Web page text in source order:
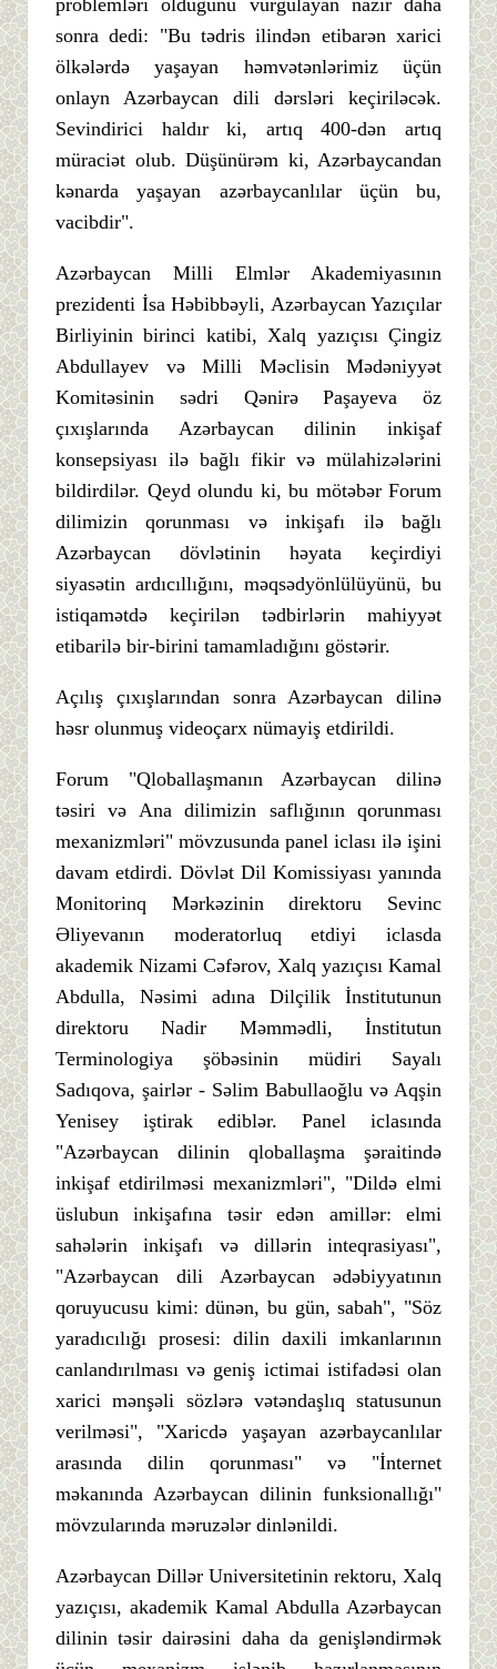
problemləri olduğunu vurğulayan nazir daha
sonra dedi: "Bu tədris ilindən etibarən xarici
ölkələrdə yaşayan həmvətənlərimiz üçün
onlayn Azərbaycan dili dərsləri keçiriləcək.
Sevindirici haldır ki, artıq 400-dən artıq
müraciət olub. Düşünürəm ki, Azərbaycandan
kənarda yaşayan azərbaycanlılar üçün bu,
vacibdir".
Azərbaycan Milli Elmlər Akademiyasının
prezidenti İsa Həbibbəyli, Azərbaycan Yazıçılar
Birliyinin birinci katibi, Xalq yazıçısı Çingiz
Abdullayev və Milli Məclisin Mədəniyyət
Komitəsinin sədri Qənirə Paşayeva öz
çıxışlarında Azərbaycan dilinin inkişaf
konsepsiyası ilə bağlı fikir və mülahizələrini
bildirdilər. Qeyd olundu ki, bu mötəbər Forum
dilimizin qorunması və inkişafı ilə bağlı
Azərbaycan dövlətinin həyata keçirdiyi
siyasətin ardıcıllığını, məqsədyönlülüyünü, bu
istiqamətdə keçirilən tədbirlərin mahiyyət
etibarilə bir-birini tamamladığını göstərir.
Açılış çıxışlarından sonra Azərbaycan dilinə
həsr olunmuş videoçarx nümayiş etdirildi.
Forum "Qloballaşmanın Azərbaycan dilinə
təsiri və Ana dilimizin saflığının qorunması
mexanizmləri" mövzusunda panel iclası ilə işini
davam etdirdi. Dövlət Dil Komissiyası yanında
Monitorinq Mərkəzinin direktoru Sevinc
Əliyevanın moderatorluq etdiyi iclasda
akademik Nizami Cəfərov, Xalq yazıçısı Kamal
Abdulla, Nəsimi adına Dilçilik İnstitutunun
direktoru Nadir Məmmədli, İnstitutun
Terminologiya şöbəsinin müdiri Sayalı
Sadıqova, şairlər - Səlim Babullaoğlu və Aqşin
Yenisey iştirak ediblər. Panel iclasında
"Azərbaycan dilinin qloballaşma şəraitində
inkişaf etdirilməsi mexanizmləri", "Dildə elmi
üslubun inkişafına təsir edən amillər: elmi
sahələrin inkişafı və dillərin inteqrasiyası",
"Azərbaycan dili Azərbaycan ədəbiyyatının
qoruyucusu kimi: dünən, bu gün, sabah", "Söz
yaradıcılığı prosesi: dilin daxili imkanlarının
canlandırılması və geniş ictimai istifadəsi olan
xarici mənşəli sözlərə vətəndaşlıq statusunun
verilməsi", "Xaricdə yaşayan azərbaycanlılar
arasında dilin qorunması" və "İnternet
məkanında Azərbaycan dilinin funksionallığı"
mövzularında məruzələr dinlənildi.
Azərbaycan Dillər Universitetinin rektoru, Xalq
yazıçısı, akademik Kamal Abdulla Azərbaycan
dilinin təsir dairəsini daha da genişləndirmək